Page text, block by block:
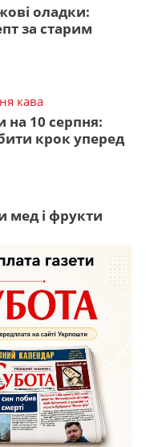
оладки:
за старим
кава
на 10 серпня:
крок уперед
мед і фрукти